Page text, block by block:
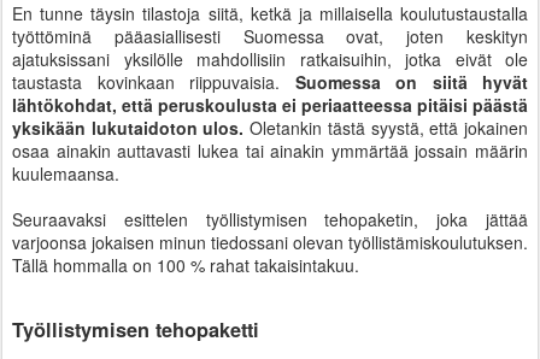
En tunne täysin tilastoja siitä, ketkä ja millaisella koulutustaustalla
työttöminä pääasiallisesti Suomessa ovat, joten keskityn
ajatuksissani yksilölle mahdollisiin ratkaisuihin, jotka eivät ole
taustasta kovinkaan riippuvaisia. Suomessa on siitä hyvät
lähtökohdat, että peruskoulusta ei periaatteessa pitäisi päästä
yksikään lukutaidoton ulos.Oletankin tästä syystä, että jokainen
osaa ainakin auttavasti lukea tai ainakin ymmärtää jossain määrin
kuulemaansa.
Seuraavaksi esittelen työllistymisen tehopaketin, joka jättää
varjoonsa jokaisen minun tiedossani olevan työllistämiskoulutuksen.
Tällä hommalla on 100 % rahat takaisintakuu.
Työllistymisen tehopaketti